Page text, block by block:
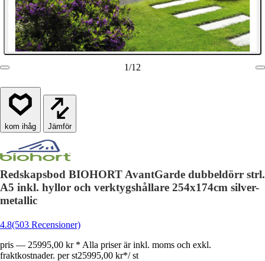
1/12
Jämför
Redskapsbod BIOHORT AvantGarde dubbeldörr strl.
A5 inkl. hyllor och verktygshållare 254x174cm silver-
metallic
4.8(503 Recensioner)
pris — 25995,00 kr * Alla priser är inkl. moms och exkl.
fraktkostnader. per st25995,00 kr*/ st